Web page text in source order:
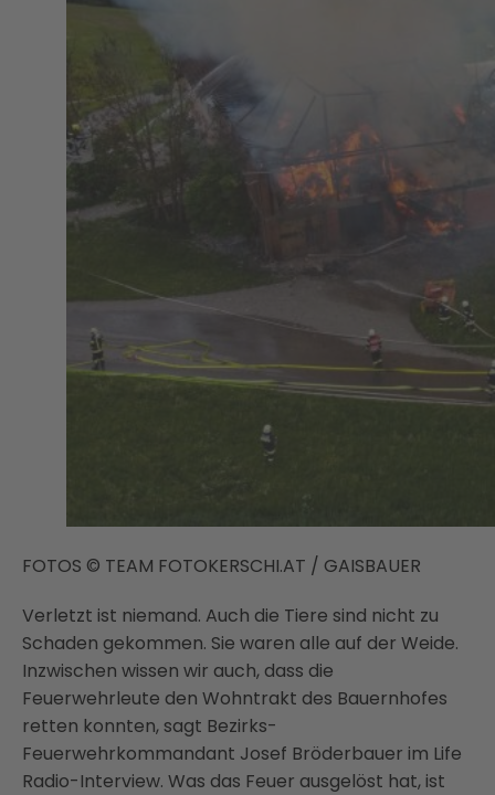
FOTOS © TEAM FOTOKERSCHI.AT / GAISBAUER
Verletzt ist niemand. Auch die Tiere sind nicht zu
Schaden gekommen. Sie waren alle auf der Weide.
Inzwischen wissen wir auch, dass die
Feuerwehrleute den Wohntrakt des Bauernhofes
retten konnten, sagt Bezirks-
Feuerwehrkommandant Josef Bröderbauer im Life
Radio-Interview. Was das Feuer ausgelöst hat, ist